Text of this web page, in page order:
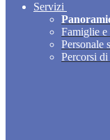
Servizi
Famiglie e
Personale
Percorsi